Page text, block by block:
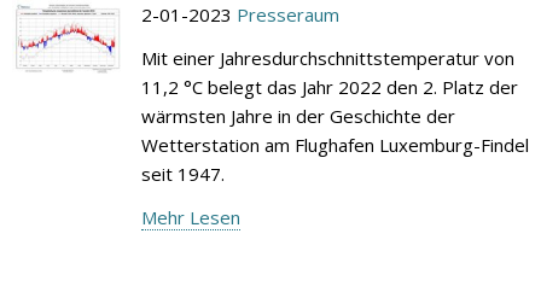
2-01-2023 Presseraum
Mit einer Jahresdurchschnittstemperatur von
11,2 °C belegt das Jahr 2022 den 2. Platz der
wärmsten Jahre in der Geschichte der
Wetterstation am Flughafen Luxemburg-Findel
seit 1947.
Mehr Lesen